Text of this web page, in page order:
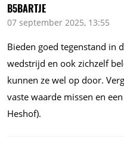
B5BARTJE
07 september 2025, 13:55
Bieden goed tegenstand in
wedstrijd en ook zichzelf
kunnen ze wel op door.
vaste waarde missen en
Heshof).